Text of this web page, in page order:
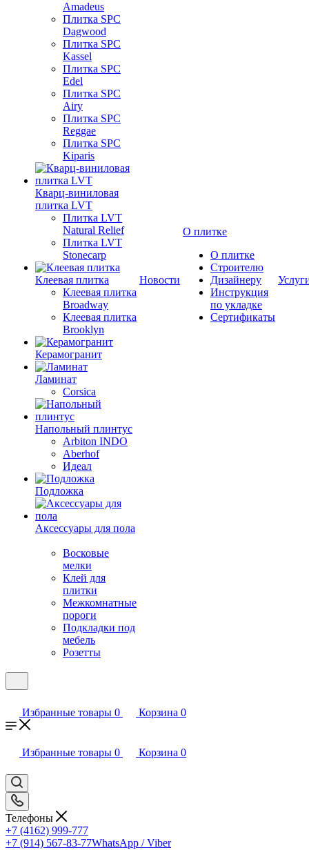
Amadeus
Плитка SPC
Dagwood
Плитка SPC
Kassel
Плитка SPC
Edel
Плитка SPC
Airy
Плитка SPC
Reggae
Плитка SPC
Kiparis
Кварц-виниловая
плитка LVT
Плитка LVT
Natural Relief
Плитка LVT
Stonecarp
Клеевая плитка
Клеевая плитка
Broadway
Клеевая плитка
Brooklyn
Керамогранит
Ламинат
Corsica
Напольный плинтус
Arbiton INDO
Aberhof
Идеал
Подложка
Аксессуары для пола
Восковые
мелки
Клей для
плитки
Межкомнатные
пороги
Подкладки под
мебель
Розетты
Новости
О плитке
О плитке
Строителю
Дизайнеру
Инструкция
по укладке
Сертификаты
Избранные товары 0 Корзина 0
Избранные товары 0 Корзина 0
Телефоны
+7 (4162) 999-777
+7 (914) 567-83-77WhatsApp / Viber